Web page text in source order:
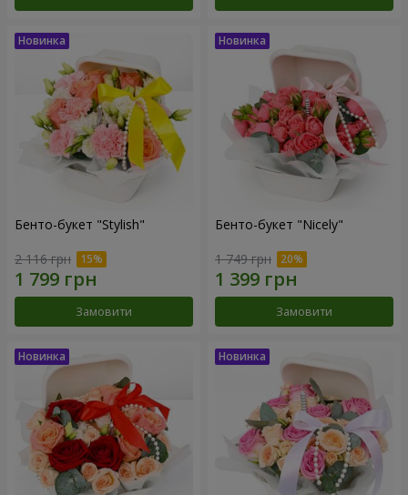
Бенто-букет "Stylish"
2 116 грн
Замовити
Бенто-букет "Nicely"
1 749 грн
Замовити